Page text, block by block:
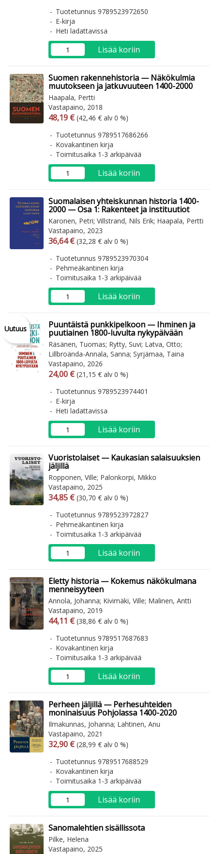
Tuotetunnus 9789523972650
E-kirja
Heti ladattavissa
Lisää koriin
Suomen rakennehistoria — Näkökulmia
muutokseen ja jatkuvuuteen 1400-2000
Haapala, Pertti
Vastapaino, 2018
Arvonlisäverollinen hinta
48,19 € Arvonlisäveroton hinta
(42,46 € alv 0 %)
Tuotetunnus 9789517686266
Kovakantinen kirja
Toimitusaika 1-3 arkipäivää
Lisää koriin
Suomalaisen yhteiskunnan historia 1400-
2000 — Osa 1: Rakenteet ja instituutiot
Karonen, Petri; Villstrand, Nils Erik; Haapala, Pertti
Vastapaino, 2023
Arvonlisäverollinen hinta
36,64 € Arvonlisäveroton hinta
(32,28 € alv 0 %)
Tuotetunnus 9789523970304
Pehmeäkantinen kirja
Toimitusaika 1-3 arkipäivää
Lisää koriin
Uutuus Puuntäistä punkkipelkoon — Ihminen ja
puutiainen 1800-luvulta nykypäivään
Räsänen, Tuomas; Rytty, Suvi; Latva, Otto;
Lillbroända-Annala, Sanna; Syrjämaa, Taina
Vastapaino, 2026
Arvonlisäverollinen hinta
24,00 € Arvonlisäveroton hinta
(21,15 € alv 0 %)
Tuotetunnus 9789523974401
E-kirja
Heti ladattavissa
Lisää koriin
Vuoristolaiset — Kaukasian salaisuuksien
jäljillä
Ropponen, Ville; Palonkorpi, Mikko
Vastapaino, 2025
Arvonlisäverollinen hinta
34,85 € Arvonlisäveroton hinta
(30,70 € alv 0 %)
Tuotetunnus 9789523972827
Pehmeäkantinen kirja
Toimitusaika 1-3 arkipäivää
Lisää koriin
Eletty historia — Kokemus näkökulmana
menneisyyteen
Annola, Johanna; Kivimäki, Ville; Malinen, Antti
Vastapaino, 2019
Arvonlisäverollinen hinta
44,11 € Arvonlisäveroton hinta
(38,86 € alv 0 %)
Tuotetunnus 9789517687683
Kovakantinen kirja
Toimitusaika 1-3 arkipäivää
Lisää koriin
Perheen jäljillä — Perhesuhteiden
moninaisuus Pohjolassa 1400-2020
Ilmakunnas, Johanna; Lahtinen, Anu
Vastapaino, 2021
Arvonlisäverollinen hinta
32,90 € Arvonlisäveroton hinta
(28,99 € alv 0 %)
Tuotetunnus 9789517688529
Kovakantinen kirja
Toimitusaika 1-3 arkipäivää
Lisää koriin
Sanomalehtien sisällissota
Pilke, Helena
Vastapaino, 2025